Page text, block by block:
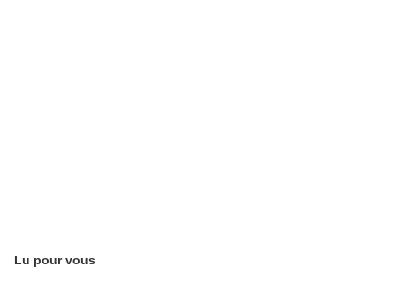
Lu pour vous